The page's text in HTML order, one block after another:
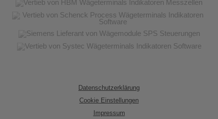
Datenschutzerklärung
Cookie Einstellungen
Impressum